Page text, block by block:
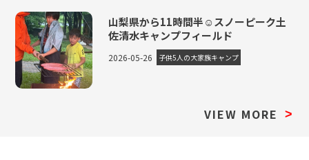
山梨県から11時間半☺スノーピーク土
佐清水キャンプフィールド
2026-05-26 子供5人の大家族キャンプ
VIEW MORE >